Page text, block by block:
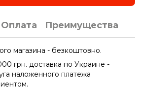
Оплата Преимущества
магазина - безкоштовно.
грн. доставка по Украине -
наложенного платежа